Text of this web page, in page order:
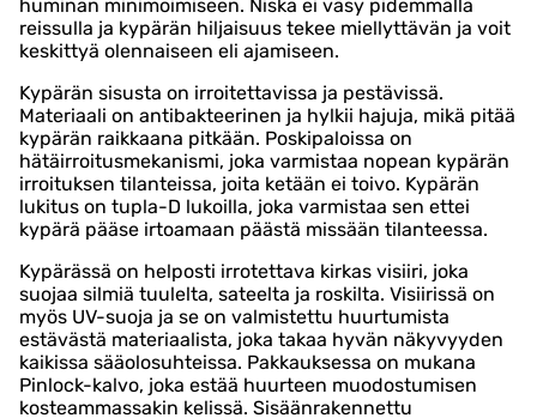
huminan minimoimiseen. Niska ei väsy pidemmällä
reissulla ja kypärän hiljaisuus tekee miellyttävän ja voit
keskittyä olennaiseen eli ajamiseen.
Kypärän sisusta on irroitettavissa ja pestävissä.
Materiaali on antibakteerinen ja hylkii hajuja, mikä pitää
kypärän raikkaana pitkään. Poskipaloissa on
hätäirroitusmekanismi, joka varmistaa nopean kypärän
irroituksen tilanteissa, joita ketään ei toivo. Kypärän
lukitus on tupla-D lukoilla, joka varmistaa sen ettei
kypärä pääse irtoamaan päästä missään tilanteessa.
Kypärässä on helposti irrotettava kirkas visiiri, joka
suojaa silmiä tuulelta, sateelta ja roskilta. Visiirissä on
myös UV-suoja ja se on valmistettu huurtumista
estävästä materiaalista, joka takaa hyvän näkyvyyden
kaikissa sääolosuhteissa. Pakkauksessa on mukana
Pinlock-kalvo, joka estää huurteen muodostumisen
kosteammassakin kelissä. Sisäänrakennettu